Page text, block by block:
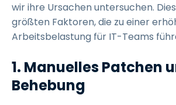
wir ihre Ursachen untersuchen.
größten Faktoren, die zu einer
Arbeitsbelastung für IT-Teams
1. Manuelles Patchen
Behebung